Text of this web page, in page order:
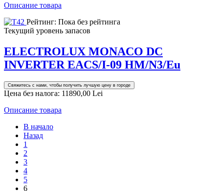
Описание товара
Рейтинг: Пока без рейтинга
Текущий уровень запасов
ELECTROLUX MONACO DC
INVERTER EACS/I-09 HM/N3/Eu
Свяжитесь с нами, чтобы получить лучшую цену в городе
Цена без налога: 11890,00 Lei
Описание товара
В начало
Назад
1
2
3
4
5
6